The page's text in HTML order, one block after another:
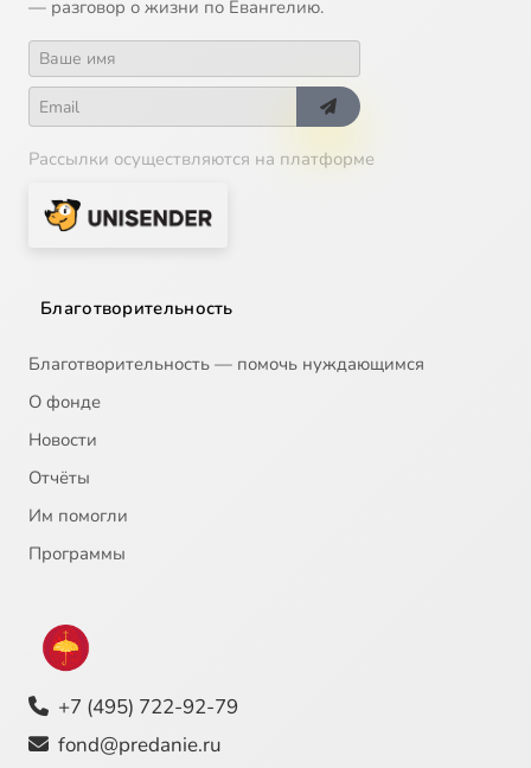
— разговор о жизни по Евангелию.
Рассылки осуществляются на платформе
Благотворительность
Благотворительность — помочь нуждающимся
О фонде
Новости
Отчёты
Им помогли
Программы
+7 (495) 722-92-79
fond@predanie.ru